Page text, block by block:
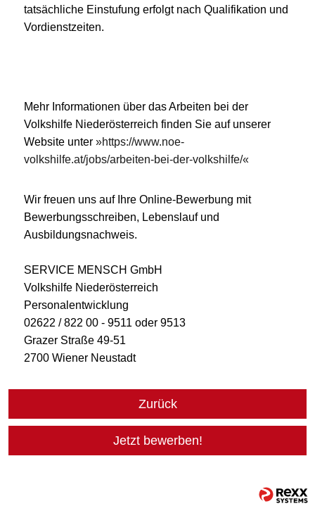
tatsächliche Einstufung erfolgt nach Qualifikation und
Vordienstzeiten.
Mehr Informationen über das Arbeiten bei der
Volkshilfe Niederösterreich finden Sie auf unserer
Website unter
https://www.noe-
volkshilfe.at/jobs/arbeiten-bei-der-volkshilfe/
Wir freuen uns auf Ihre Online-Bewerbung mit
Bewerbungsschreiben, Lebenslauf und
Ausbildungsnachweis.
SERVICE MENSCH GmbH
Volkshilfe Niederösterreich
Personalentwicklung
02622 / 822 00 - 9511 oder 9513
Grazer Straße 49-51
2700 Wiener Neustadt
Zurück
Jetzt bewerben!